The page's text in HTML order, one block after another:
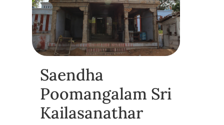
Saendha
Poomangalam Sri
Kailasanathar